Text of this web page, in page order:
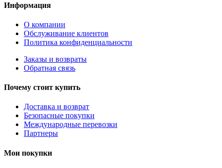
Информация
О компании
Обслуживание клиентов
Политика конфиденциальности
Заказы и возвраты
Обратная связь
Почему стоит купить
Доставка и возврат
Безопасные покупки
Международные перевозки
Партнеры
Мои покупки